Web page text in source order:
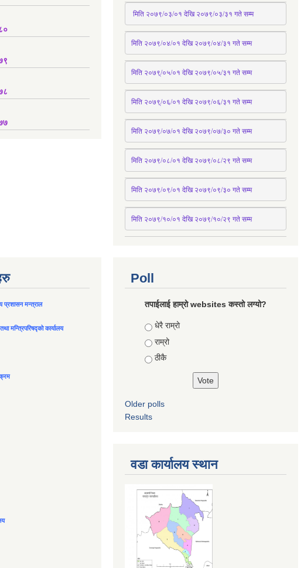
मिति २०७९/०३/०१ देखि २०७९/०३/३१ गते सम्म
मिति २०७९/०४/०१ देखि २०७९/०४/३१ गते सम्म
मिति २०७९्/०५/०१ देखि २०७९/०५/३१ गते सम्म
मिति २०७९्/०६/०१ देखि २०७९/०६/३१ गते सम्म
मिति २०७९/०७/०१ देखि २०७९/०७/३० गते सम्म
मिति २०७९/०८/०१ देखि २०७९/०८/२९ गते सम्म
मिति २०७९/०९/०१ देखि २०७९/०९/३० गते सम्म
मिति २०७९/१०/०१ देखि २०७९/१०/२९ गते सम्म
प्रशासन मन्त्राल
मन्त्रिपरिषद्को कार्यालय
Poll
तपाईलाई हाम्रो websites कस्तो लग्यो?
Choices
धेरै राम्रो
राम्रो
ठीकै
Older polls
Results
वडा कार्यालय स्थान